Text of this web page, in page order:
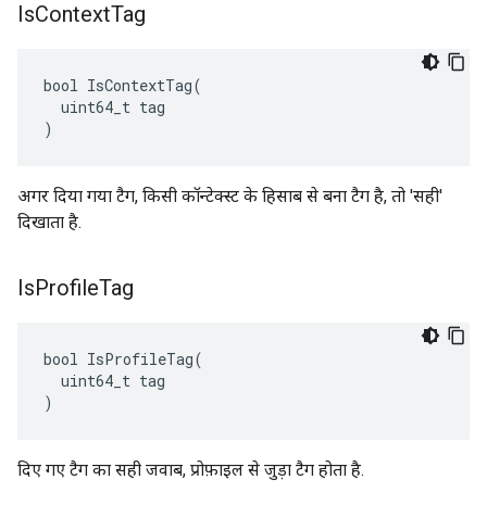
IsContextTag
bool IsContextTag(
  uint64_t tag
)
अगर दिया गया टैग, किसी कॉन्टेक्स्ट के हिसाब से बना टैग है, तो 'सही'
दिखाता है.
IsProfileTag
bool IsProfileTag(
  uint64_t tag
)
दिए गए टैग का सही जवाब, प्रोफ़ाइल से जुड़ा टैग होता है.